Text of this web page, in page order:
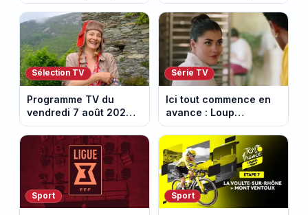
série n’a rien perdu de
son pouvoir
lance une cagnotte
après des difficultés
financières
Sélection TV
Programme TV du
vendredi 7 août 2026 :
notre sélection pour
votre soirée télé
Série TV
Ici tout commence en
avance : Loup
découvre la trahison
de Bianca. Episode du
10 août 2026 (spoiler)
Sport Sport